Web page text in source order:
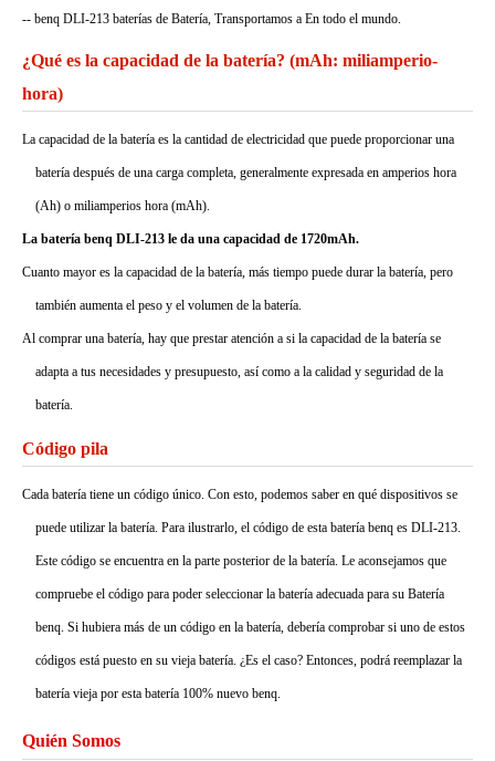
-- benq DLI-213 baterías de Batería, Transportamos a En todo el mundo.
¿Qué es la capacidad de la batería? (mAh: miliamperio-
hora)
La capacidad de la batería es la cantidad de electricidad que puede proporcionar una
batería después de una carga completa, generalmente expresada en amperios hora
(Ah) o miliamperios hora (mAh).
La batería benq DLI-213 le da una capacidad de 1720mAh.
Cuanto mayor es la capacidad de la batería, más tiempo puede durar la batería, pero
también aumenta el peso y el volumen de la batería.
Al comprar una batería, hay que prestar atención a si la capacidad de la batería se
adapta a tus necesidades y presupuesto, así como a la calidad y seguridad de la
batería.
Código pila
Cada batería tiene un código único. Con esto, podemos saber en qué dispositivos se
puede utilizar la batería. Para ilustrarlo, el código de esta batería benq es DLI-213.
Este código se encuentra en la parte posterior de la batería. Le aconsejamos que
compruebe el código para poder seleccionar la batería adecuada para su Batería
benq. Si hubiera más de un código en la batería, debería comprobar si uno de estos
códigos está puesto en su vieja batería. ¿Es el caso? Entonces, podrá reemplazar la
batería vieja por esta batería 100% nuevo benq.
Quién Somos